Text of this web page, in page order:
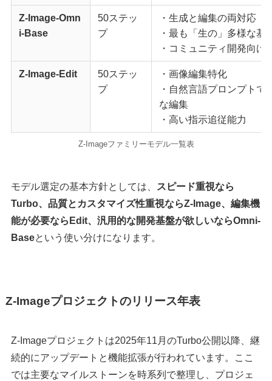
Z-Image-Omn
i-Base
50ステッ
プ
・生成と編集の両対応
・最も「生の」多様な基
・コミュニティ開発向け
Z-Image-Edit
50ステッ
プ
・画像編集特化
・自然言語プロンプトで
な編集
・高い指示追従能力
Z-Imageファミリーモデル一覧表
モデル選定の基本方針としては、
スピード重視なら
Turbo、品質とカスタマイズ性重視ならZ-Image、編集機
能が必要ならEdit、汎用的な開発基盤が欲しいならOmni-
Baseという使い分けになります。
Z-Imageプロジェクトのリリース年表
Z-Imageプロジェクトは2025年11月のTurbo公開以降、継
続的にアップデートと機能拡張が行われています。ここ
では主要なマイルストーンを時系列で整理し、プロジェ